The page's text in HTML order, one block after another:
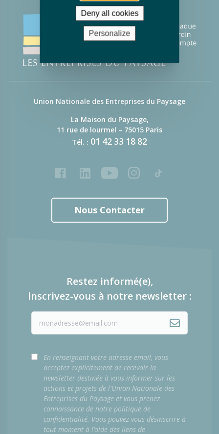
Union Nationale des Entreprises du Paysage
La Maison du Paysage,
11 rue de lourmel – 75015 Paris
Tél. : 01 42 33 18 82
FacebookLinkedInYoutubeInstagram
Tiktok
Nous Contacter
Restez informé(e),
inscrivez-vous à notre newsletter :
En renseignant votre adresse email, vous
acceptez explicitement de recevoir la
newsletter destinée à vous informer sur les
actions et projets de l'Union Nationale des
Entreprises du Paysage et vous prenez
connaissance de notre politique de
confidentialité. Vous pouvez vous désinscrire à
tout moment à l’aide des liens de
Deny all cookies
Personalize